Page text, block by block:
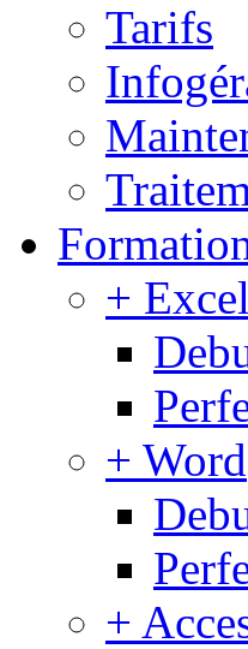
Tarifs
+ Excel
+ Word
+